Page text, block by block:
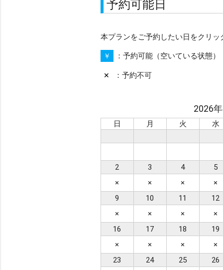
予約可能日
本プランをご予約したい日をクリッ
￥ 予約可能（空いている状態）
✕ 予約不可
2026
日 月 火 水
2
3 4 5
×
× × ×
9
10 11 12
×
× × ×
16
17 18 19
×
× × ×
23
24 25 26
ビーチ チャペル
ガーデン 前撮り
ファミリ
衣装で選ぶ
私服
ヘアメイクで選ぶ
ヘアメイクあり（オプ